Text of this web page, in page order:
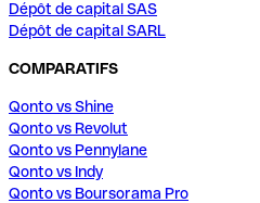
Dépôt de capital SAS
Dépôt de capital SARL
COMPARATIFS
Qonto vs Shine
Qonto vs Revolut
Qonto vs Pennylane
Qonto vs Indy
Qonto vs Boursorama Pro